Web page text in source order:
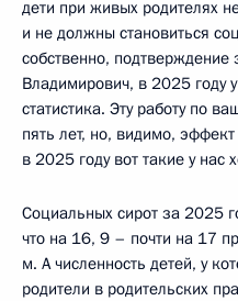
дети при живых родителях
и не должны становиться
собственно,
Владимирович, в 2025 году
статистика. Эту работу по
пять лет, но, видимо,
в 2025 году вот такие у нас
Социальных сирот за 2025
что на 16, 9 – почти на 17
м. А численность детей, у
родители в родительских